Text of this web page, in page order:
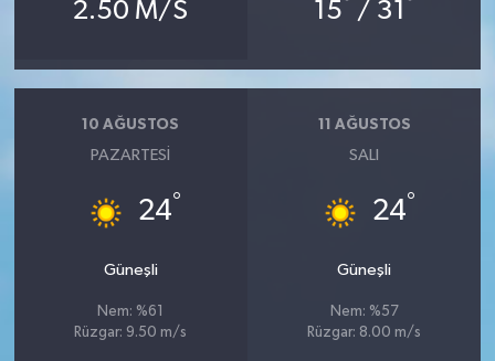
2.50 M/S 15 / 31
10 AĞUSTOS
PAZARTESI
24°
Güneşli
Nem: %61
Rüzgar: 9.50 m/s
11 AĞUSTOS
SALI
24°
Güneşli
Nem: %57
Rüzgar: 8.00 m/s
Magazin
Otomobil
Pazarlar
Politika